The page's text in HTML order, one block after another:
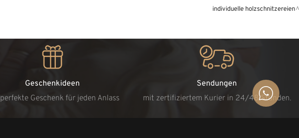
individuelle holzschnitzereien
Geschenkideen
Geschenk für jeden Anlass
Sendungen
mit zertifiziertem Kurier in 24/48 Stunden.